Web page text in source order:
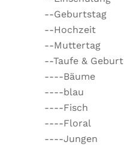
--Geburtstag
--Hochzeit
--Muttertag
--Taufe & Geburt
----Bäume
----blau
----Fisch
----Floral
----Jungen